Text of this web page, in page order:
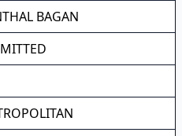
BAGAN